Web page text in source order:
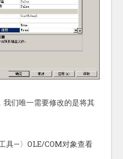
们唯一需要修改的是将其
具—〉OLE/COM对象查看